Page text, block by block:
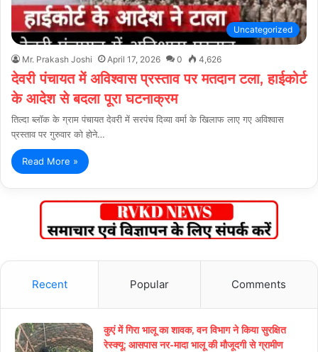
Uncategorized
Mr. Prakash Joshi April 17, 2026 0 4,626
देवरी पंचायत में अविश्वास प्रस्ताव पर मतदान टला, हाईकोर्ट
के आदेश से बदला पूरा घटनाक्रम
तिल्दा ब्लॉक के ग्राम पंचायत देवरी में सरपंच दिव्या वर्मा के खिलाफ लाए गए अविश्वास
प्रस्ताव पर गुरुवार को होने…
Read More »
Recent Popular Comments
कुएं में गिरा भालू का शावक, वन विभाग ने किया सुरक्षित
रेस्क्यू; आसपास नर-मादा भालू की मौजूदगी से ग्रामीण